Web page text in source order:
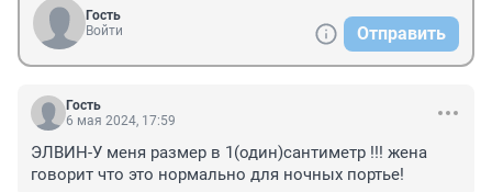
Гость
Войти
Отправить
Гость
6 мая 2024, 17:59
ЭЛВИН-У меня размер в 1(один)сантиметр !!! жена
говорит что это нормально для ночных портье!